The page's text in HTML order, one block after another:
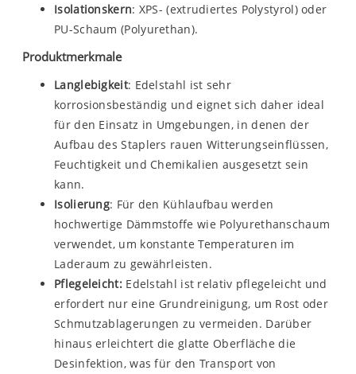
Isolationskern: XPS- (extrudiertes Polystyrol) oder
PU-Schaum (Polyurethan).
Produktmerkmale
Langlebigkeit: Edelstahl ist sehr
korrosionsbeständig und eignet sich daher ideal
für den Einsatz in Umgebungen, in denen der
Aufbau des Staplers rauen Witterungseinflüssen,
Feuchtigkeit und Chemikalien ausgesetzt sein
kann.
Isolierung: Für den Kühlaufbau werden
hochwertige Dämmstoffe wie Polyurethanschaum
verwendet, um konstante Temperaturen im
Laderaum zu gewährleisten.
Pflegeleicht:Edelstahl ist relativ pflegeleicht und
erfordert nur eine Grundreinigung, um Rost oder
Schmutzablagerungen zu vermeiden. Darüber
hinaus erleichtert die glatte Oberfläche die
Desinfektion, was für den Transport von